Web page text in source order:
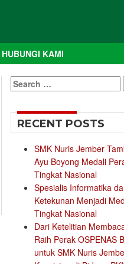
HUBUNGI KAMI
Search
for:
RECENT POSTS
SMK Nuris Jember
Ayu Boyong Medali
Tingkat Nasional
Spesialis Informatika
Ketekunan Menjadi
Tingkat Nasional
Dari Ketelitian
Raih Perak OSPENAS
untuk SMK Nuris